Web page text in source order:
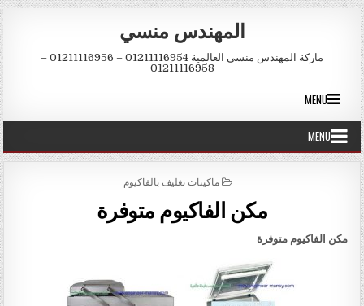
Skip to content
المهندس منسي
ماركة المهندس منسي العالمية 01211116954 – 01211116956 –
01211116958
MENU
MENU
POSTED IN
ماكينات تغليف بالفاكيوم
مكن الفاكيوم متوفرة
مكن الفاكيوم متوفرة